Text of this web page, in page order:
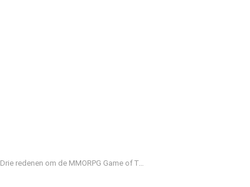
Drie redenen om de MMORPG Game of Thrones Winter is Coming te spelen